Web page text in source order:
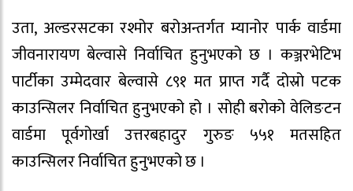
उता, अल्डरसटका रश्मोर बरोअन्तर्गत म्यानोर पार्क वार्डमा
जीवनारायण बेल्वासे निर्वाचित हुनुभएको छ । कञ्जरभेटिभ
पार्टीका उम्मेदवार बेल्वासे ८९१ मत प्राप्त गर्दै दोस्रो पटक
काउन्सिलर निर्वाचित हुनुभएको हो । सोही बरोको वेलिङटन
वार्डमा पूर्वगोर्खा उत्तरबहादुर गुरुङ ५५१ मतसहित
काउन्सिलर निर्वाचित हुनुभएको छ ।